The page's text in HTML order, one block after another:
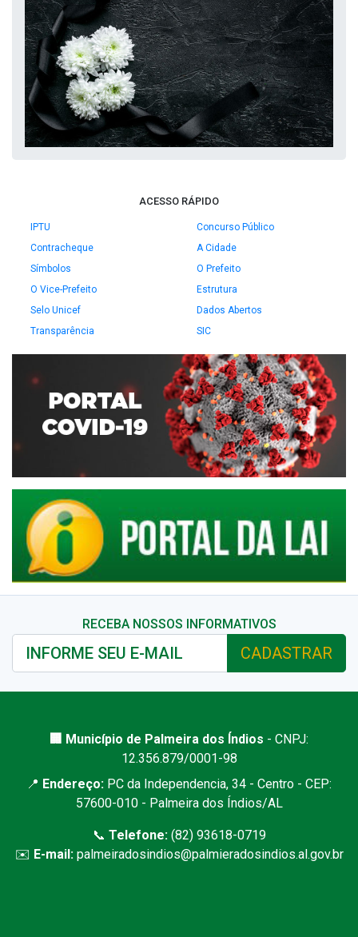
ACESSO RÁPIDO
IPTU
Concurso Público
Contracheque
A Cidade
Símbolos
O Prefeito
O Vice-Prefeito
Estrutura
Selo Unicef
Dados Abertos
Transparência
SIC
RECEBA NOSSOS INFORMATIVOS
CADASTRAR
🏢 Município de Palmeira dos Índios - CNPJ:
12.356.879/0001-98
📍 Endereço: PC da Independencia, 34 - Centro - CEP:
57600-010 - Palmeira dos Índios/AL
📞 Telefone:(82) 93618-0719
✉️ E-mail: palmeiradosindios@palmieradosindios.al.gov.br